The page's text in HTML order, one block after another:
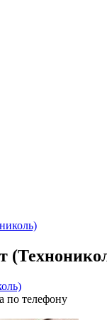
по телефону